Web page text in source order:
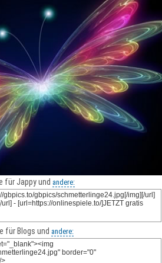
für Jappy und andere:
für Blogs und andere: